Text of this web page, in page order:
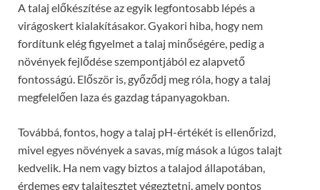
A talaj előkészítése az egyik legfontosabb lépés a
virágoskert kialakításakor. Gyakori hiba, hogy nem
fordítunk elég figyelmet a talaj minőségére, pedig a
növények fejlődése szempontjából ez alapvető
fontosságú. Először is, győződj meg róla, hogy a talaj
megfelelően laza és gazdag tápanyagokban.
Továbbá, fontos, hogy a talaj pH-értékét is ellenőrizd,
mivel egyes növények a savas, míg mások a lúgos talajt
kedvelik. Ha nem vagy biztos a talajod állapotában,
érdemes egy talajtesztet végeztetni, amely pontos